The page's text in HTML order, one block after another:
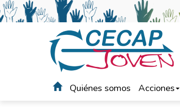
Quiénes somos Acciones